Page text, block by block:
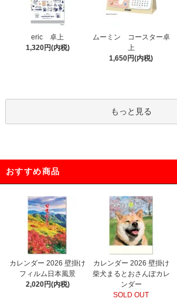
eric 卓上
1,320円(内税)
ムーミン コースター卓
上
1,650円(内税)
もっと見る
おすすめ商品
カレンダー 2026 壁掛け
フィルム日本風景
2,020円(内税)
カレンダー 2026 壁掛け
柴犬まるとおさんぽカレ
ンダー
SOLD OUT